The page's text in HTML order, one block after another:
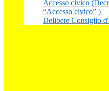
Accesso civico
“Accesso civico” )
Delibere Consiglio